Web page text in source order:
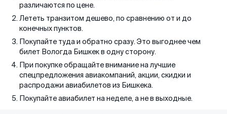
различаются по цене.
Лететь транзитом дешево, по сравнению от и до
конечных пунктов.
Покупайте туда и обратно сразу. Это выгоднее чем
билет Вологда Бишкек в одну сторону.
При покупке обращайте внимание на лучшие
спецпредложения авиакомпаний, акции, скидки и
распродажи авиабилетов из Бишкека.
Покупайте авиабилет на неделе, а не в выходные.